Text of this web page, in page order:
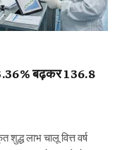
बढ़कर 136.8
लाभ चालू वित्त वर्ष